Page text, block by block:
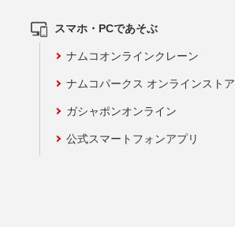
スマホ・PCであそぶ
ナムコオンラインクレーン
ナムコパークス オンラインストア
ガシャポンオンライン
公式スマートフォンアプリ